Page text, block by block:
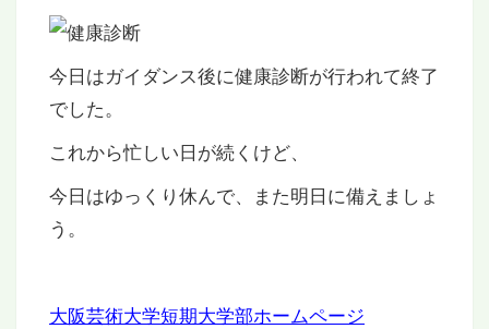
今日はガイダンス後に健康診断が行われて終了
でした。
これから忙しい日が続くけど、
今日はゆっくり休んで、また明日に備えましょ
う。
大阪芸術大学短期大学部ホームページ